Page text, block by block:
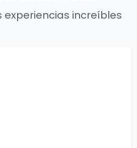
experiencias increíbles